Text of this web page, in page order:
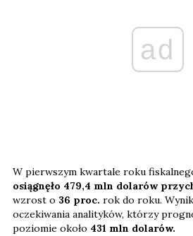
ad
W pierwszym kwartale roku
osiągnęło 479,4 mln dolarów
wzrost o 36 proc. rok do roku.
oczekiwania analityków, którzy
poziomie około 431 mln dolarów.